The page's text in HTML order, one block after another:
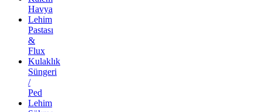
Havya
Lehim
Pastası
&
Flux
Kulaklık
Süngeri
/
Ped
Lehim